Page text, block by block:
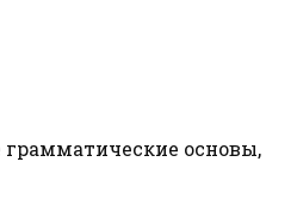
грамматические основы,